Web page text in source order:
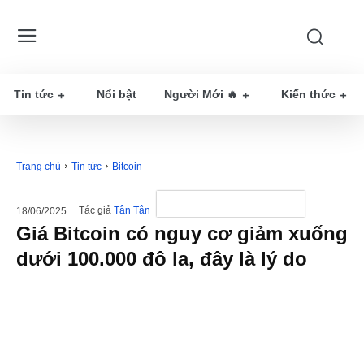
Tin tức Nổi bật Người Mới 🔥 Kiến thức
Trang chủ Tin tức Bitcoin
18/06/2025 Tác giả Tân Tân
Giá Bitcoin có nguy cơ giảm xuống
dưới 100.000 đô la, đây là lý do